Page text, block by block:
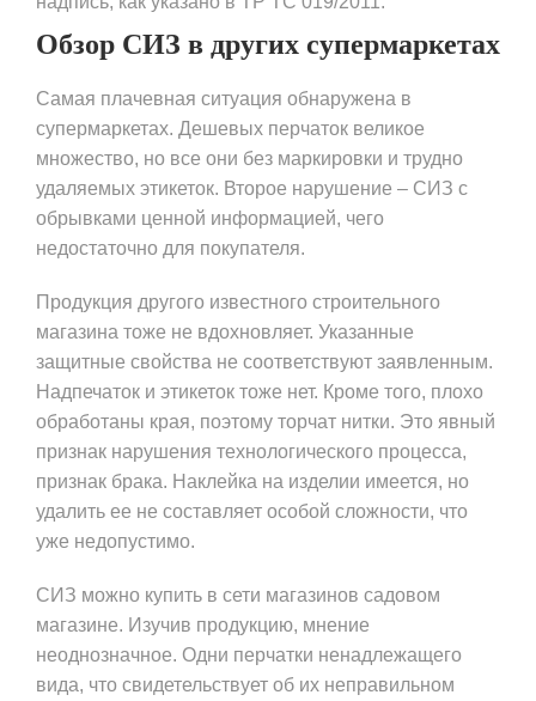
Обзор СИЗ в других супермаркетах
Самая плачевная ситуация обнаружена в
супермаркетах. Дешевых перчаток великое
множество, но все они без маркировки и трудно
удаляемых этикеток. Второе нарушение – СИЗ с
обрывками ценной информацией, чего
недостаточно для покупателя.
Продукция другого известного строительного
магазина тоже не вдохновляет. Указанные
защитные свойства не соответствуют заявленным.
Надпечаток и этикеток тоже нет. Кроме того, плохо
обработаны края, поэтому торчат нитки. Это явный
признак нарушения технологического процесса,
признак брака. Наклейка на изделии имеется, но
удалить ее не составляет особой сложности, что
уже недопустимо.
СИЗ можно купить в сети магазинов садовом
магазине. Изучив продукцию, мнение
неоднозначное. Одни перчатки ненадлежащего
вида, что свидетельствует об их неправильном